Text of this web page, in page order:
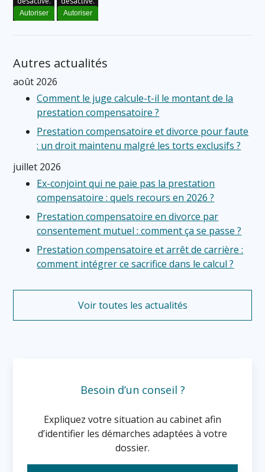
Autoriser Autoriser
Autres actualités
août 2026
Comment le juge calcule-t-il le montant de la
prestation compensatoire ?
Prestation compensatoire et divorce pour faute
: un droit maintenu malgré les torts exclusifs ?
juillet 2026
Ex-conjoint qui ne paie pas la prestation
compensatoire : quels recours en 2026 ?
Prestation compensatoire en divorce par
consentement mutuel : comment ça se passe ?
Prestation compensatoire et arrêt de carrière :
comment intégrer ce sacrifice dans le calcul ?
Voir toutes les actualités
Besoin d’un conseil ?
Expliquez votre situation au cabinet afin
d’identifier les démarches adaptées à votre
dossier.